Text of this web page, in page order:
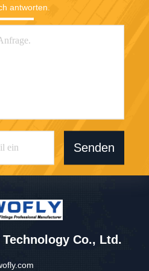
antworten.
Senden
Co., Ltd.